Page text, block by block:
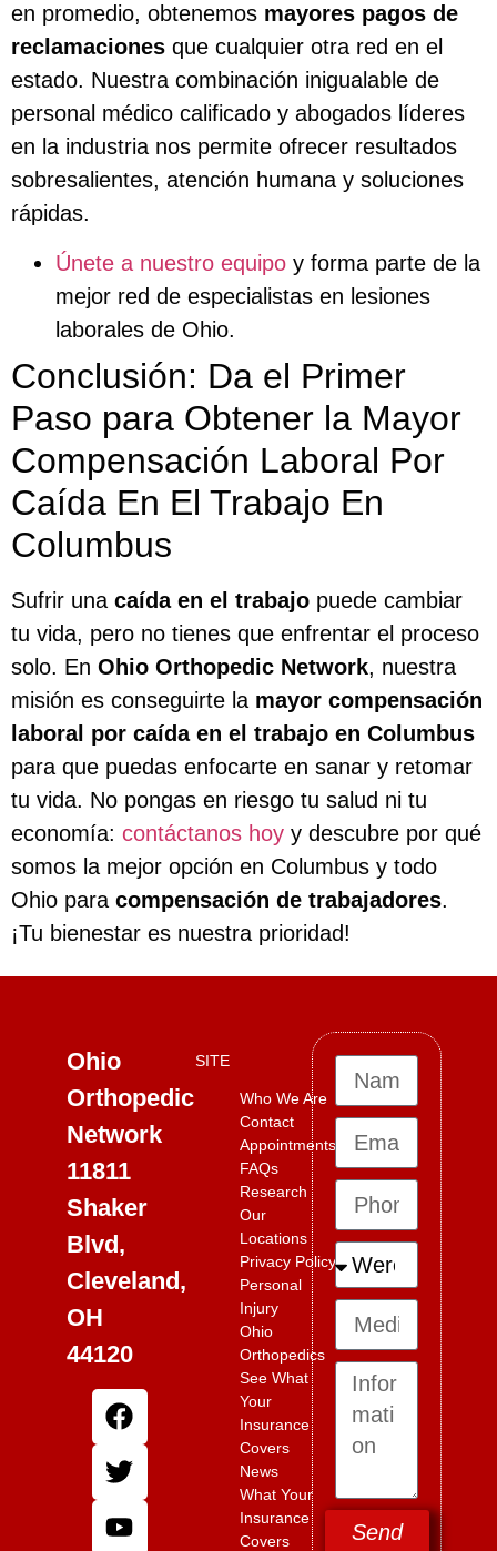
en promedio, obtenemos mayores pagos de
reclamaciones que cualquier otra red en el
estado. Nuestra combinación inigualable de
personal médico calificado y abogados líderes
en la industria nos permite ofrecer resultados
sobresalientes, atención humana y soluciones
rápidas.
Únete a nuestro equipo y forma parte de la
mejor red de especialistas en lesiones
laborales de Ohio.
Conclusión: Da el Primer
Paso para Obtener la Mayor
Compensación Laboral Por
Caída En El Trabajo En
Columbus
Sufrir una caída en el trabajo puede cambiar
tu vida, pero no tienes que enfrentar el proceso
solo. En Ohio Orthopedic Network, nuestra
misión es conseguirte la mayor compensación
laboral por caída en el trabajo en Columbus
para que puedas enfocarte en sanar y retomar
tu vida. No pongas en riesgo tu salud ni tu
economía: contáctanos hoy y descubre por qué
somos la mejor opción en Columbus y todo
Ohio para compensación de trabajadores.
¡Tu bienestar es nuestra prioridad!
Ohio
Orthopedic
Network
11811
Shaker
Blvd,
Cleveland,
OH
44120
SITE
Who We Are
Contact
Appointments
FAQs
Research
Our
Locations
Privacy Policy
Personal
Injury
Ohio
Orthopedics
See What
Your
Insurance
Covers
News
What Your
Insurance
Covers
Send